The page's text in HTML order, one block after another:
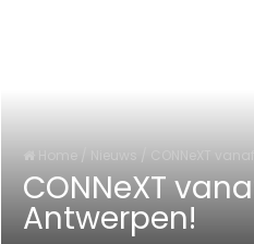
CONNeXT
Antwerpen!